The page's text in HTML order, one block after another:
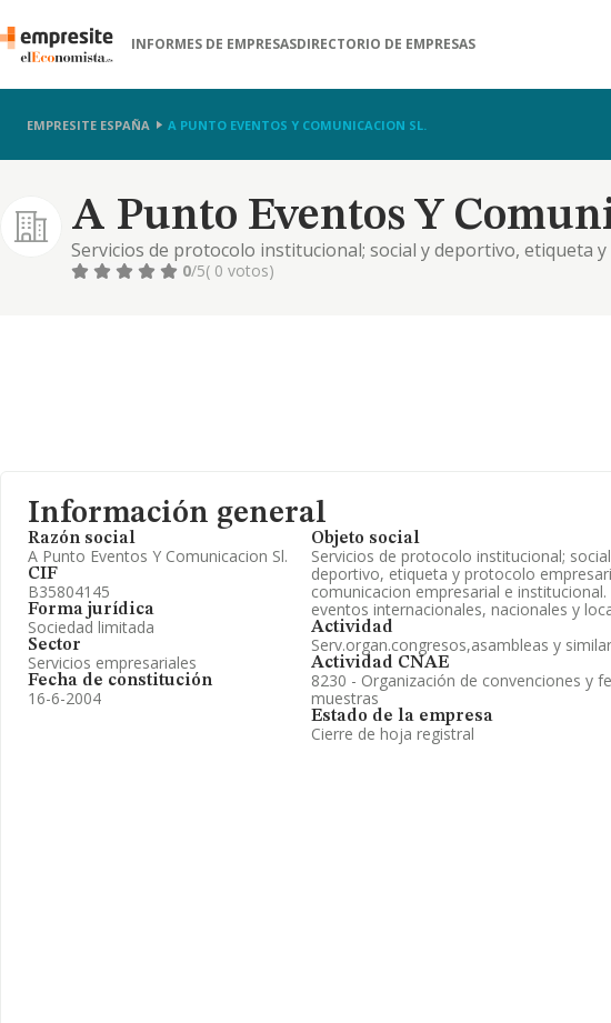
INFORMES DE EMPRESASDIRECTORIO DE EMPRESAS
EMPRESITE ESPAÑA A PUNTO EVENTOS Y COMUNICACION SL.
A Punto Eventos Y
Servicios de protocolo institucional; social y deportivo, etiqueta
comunicacion empresarial e institucional. gestion de eventos
0/5( 0 votos)
Información general
Razón social
A Punto Eventos Y Comunicacion Sl.
CIF
B35804145
Forma jurídica
Sociedad limitada
Sector
Servicios empresariales
Fecha de constitución
16-6-2004
Objeto social
Servicios de protocolo institucional;
deportivo, etiqueta y protocolo
comunicacion empresarial e
eventos internacionales, nacionales y
Actividad
Serv.organ.congresos,asambleas y
Actividad CNAE
8230 - Organización de convenciones y
muestras
Estado de la empresa
Cierre de hoja registral